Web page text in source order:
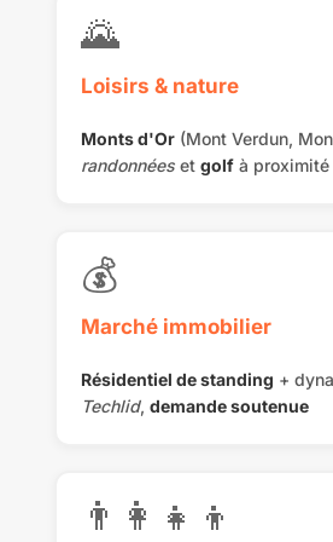
🌄
Loisirs & nature
Monts d'Or(Mont Verdun,
randonnéeset golfà proximité
💰
Marché immobilier
Résidentiel de standing +
Techlid, demande soutenue
👨‍👩‍👧‍👦